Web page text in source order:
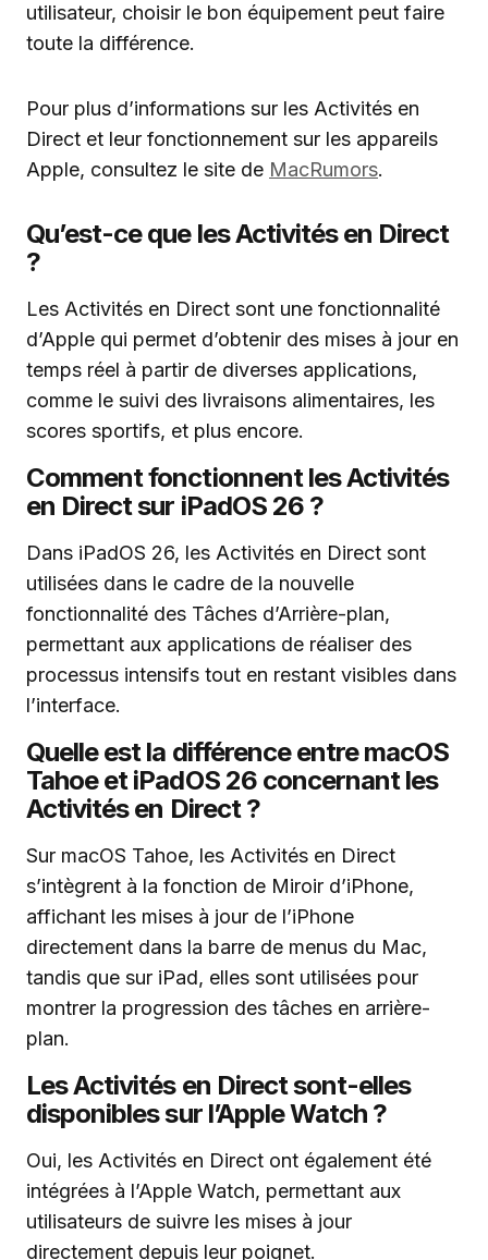
utilisateur, choisir le bon équipement peut faire
toute la différence.
Pour plus d’informations sur les Activités en
Direct et leur fonctionnement sur les appareils
Apple, consultez le site de MacRumors.
Qu’est-ce que les Activités en Direct
?
Les Activités en Direct sont une fonctionnalité
d’Apple qui permet d’obtenir des mises à jour en
temps réel à partir de diverses applications,
comme le suivi des livraisons alimentaires, les
scores sportifs, et plus encore.
Comment fonctionnent les Activités
en Direct sur iPadOS 26 ?
Dans iPadOS 26, les Activités en Direct sont
utilisées dans le cadre de la nouvelle
fonctionnalité des Tâches d’Arrière-plan,
permettant aux applications de réaliser des
processus intensifs tout en restant visibles dans
l’interface.
Quelle est la différence entre macOS
Tahoe et iPadOS 26 concernant les
Activités en Direct ?
Sur macOS Tahoe, les Activités en Direct
s’intègrent à la fonction de Miroir d’iPhone,
affichant les mises à jour de l’iPhone
directement dans la barre de menus du Mac,
tandis que sur iPad, elles sont utilisées pour
montrer la progression des tâches en arrière-
plan.
Les Activités en Direct sont-elles
disponibles sur l’Apple Watch ?
Oui, les Activités en Direct ont également été
intégrées à l’Apple Watch, permettant aux
utilisateurs de suivre les mises à jour
directement depuis leur poignet.